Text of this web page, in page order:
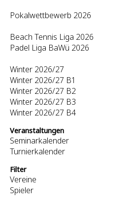
Pokalwettbewerb 2026
Beach Tennis Liga 2026
Padel Liga BaWü 2026
Winter 2026/27
Winter 2026/27 B1
Winter 2026/27 B2
Winter 2026/27 B3
Winter 2026/27 B4
Veranstaltungen
Seminarkalender
Turnierkalender
Filter
Vereine
Spieler